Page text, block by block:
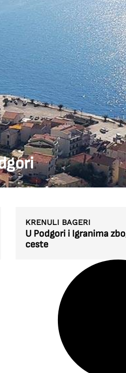
KRENULI BAGERI
U Podgori i Igranima
ceste